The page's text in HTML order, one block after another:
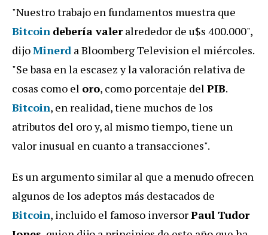
"Nuestro trabajo en fundamentos muestra que
Bitcoin debería valeralrededor de u$s 400.000",
dijoMinerd a Bloomberg Television el miércoles.
"Se basa en la escasez y la valoración relativa de
cosas como el oro, como porcentaje del PIB.
Bitcoin, en realidad, tiene muchos de los
atributos del oro y, al mismo tiempo, tiene un
valor inusual en cuanto a transacciones".
Es un argumento similar al que a menudo ofrecen
algunos de los adeptos más destacados de
Bitcoin, incluido el famoso inversorPaul Tudor